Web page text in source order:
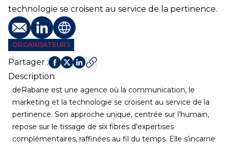
technologie se croisent au service de la pertinence.
E-mailProfil LinkedIn
Site web
ORGANISATEURS
Partager :
Description
deRabane est une agence où la communication, le
marketing et la technologie se croisent au service de la
pertinence. Son approche unique, centrée sur l’humain,
repose sur le tissage de six fibres d’expertises
complémentaires, raffinées au fil du temps. Elle s’incarne